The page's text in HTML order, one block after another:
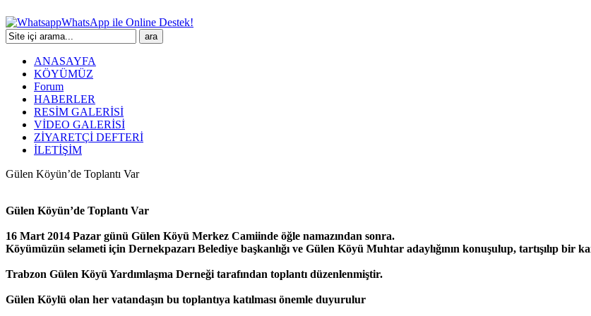
WhatsApp ile Online Destek!
ANASAYFA
KÖYÜMÜZ
Forum
HABERLER
RESİM GALERİSİ
VİDEO GALERİSİ
ZİYARETÇİ DEFTERİ
İLETİŞİM
Gülen Köyün’de Toplantı Var
Gülen Köyün’de Toplantı Var
16 Mart 2014 Pazar günü Gülen Köyü Merkez Camiinde öğle namazından sonra.
Köyümüzün selameti için Dernekpazarı Belediye başkanlığı ve Gülen Köyü Muhtar adaylığının konuşulup, tartışılıp bir
Trabzon Gülen Köyü Yardımlaşma Derneği tarafından toplantı düzenlenmiştir.
Gülen Köylü olan her vatandaşın bu toplantıya katılması önemle duyurulur